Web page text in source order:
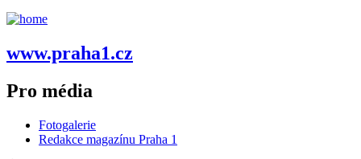
www.praha1.cz
Pro média
Fotogalerie
Redakce magazínu Praha 1